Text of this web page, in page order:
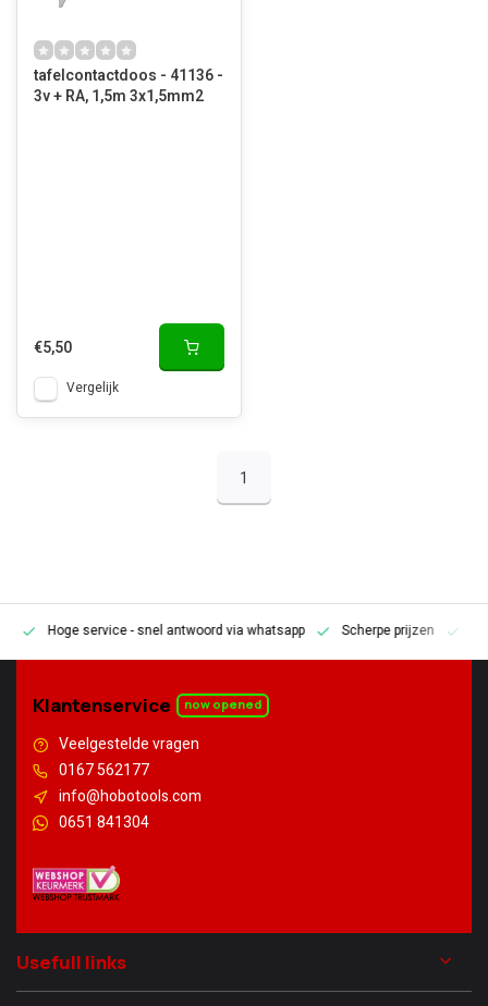
tafelcontactdoos - 41136 -
3v + RA, 1,5m 3x1,5mm2
€5,50
Vergelijk
1
Hoge service- snel antwoord via whatsapp Scherpe prijzen
Klantenservice now opened
Veelgestelde vragen
0167 562177
info@hobotools.com
0651 841304
Usefull links